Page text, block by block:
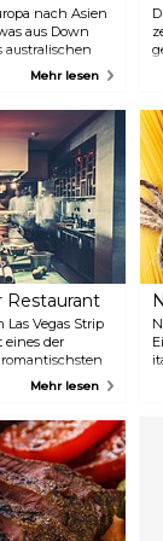
und ist ein
–
Mahlzeit,
denn es
nach Asien
aus Down
australischen
Fleisch, das
mit Huhn
Mehr lesen
Restaurant
Las Vegas Strip
eines der
Vegas seine
mit einem
Lichter und,
einem
auf die
des
Mehr lesen